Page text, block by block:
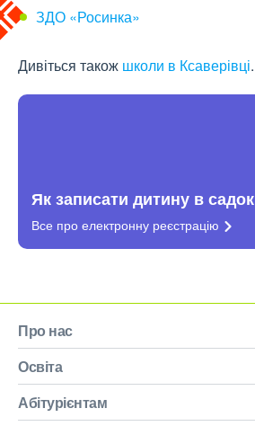
ЗДО «Росинка»
Дивіться також школи в Ксаверівці.
Як записати дитину в садок
Все про електронну реєстрацію
Про нас
Освіта
Абітурієнтам